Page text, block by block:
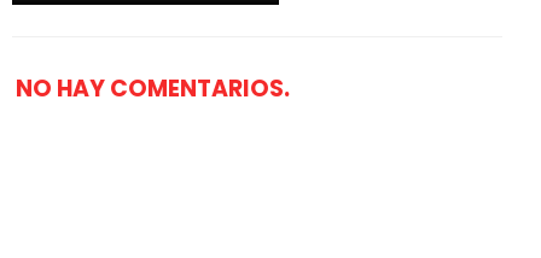
NO HAY COMENTARIOS.